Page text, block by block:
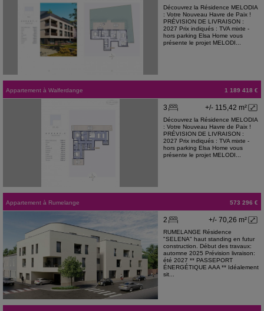
Découvrez la Résidence MELODIA
: Votre Nouveau Havre de Paix !
PRÉVISION DE LIVRAISON :
2027 Prix indiqués : TVA mixte -
hors parking Elsa Home vous
présente le projet MELODI...
Appartement à Walferdange 1 189 418 €
+/- 115,42 m²
3
Découvrez la Résidence MELODIA
: Votre Nouveau Havre de Paix !
PRÉVISION DE LIVRAISON :
2027 Prix indiqués : TVA mixte -
hors parking Elsa Home vous
présente le projet MELODI...
Appartement à Rumelange 573 296 €
+/- 70,26 m²
2
RUMELANGE Résidence
"SELENA" haut standing en futur
construction. Début des travaux:
automne 2025 Prévision livraison:
été 2027 ** PASSEPORT
ÉNERGÉTIQUE AAA ** Idéalement
sit...